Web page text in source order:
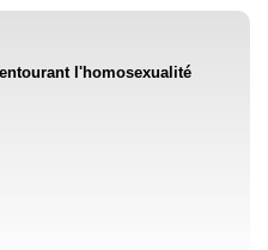
l'homosexualité